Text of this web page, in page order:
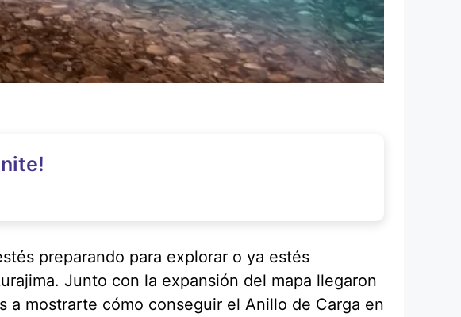
preparando para explorar o ya estés
Junto con la expansión del mapa llegaron
a mostrarte cómo conseguir el Anillo de Carga en